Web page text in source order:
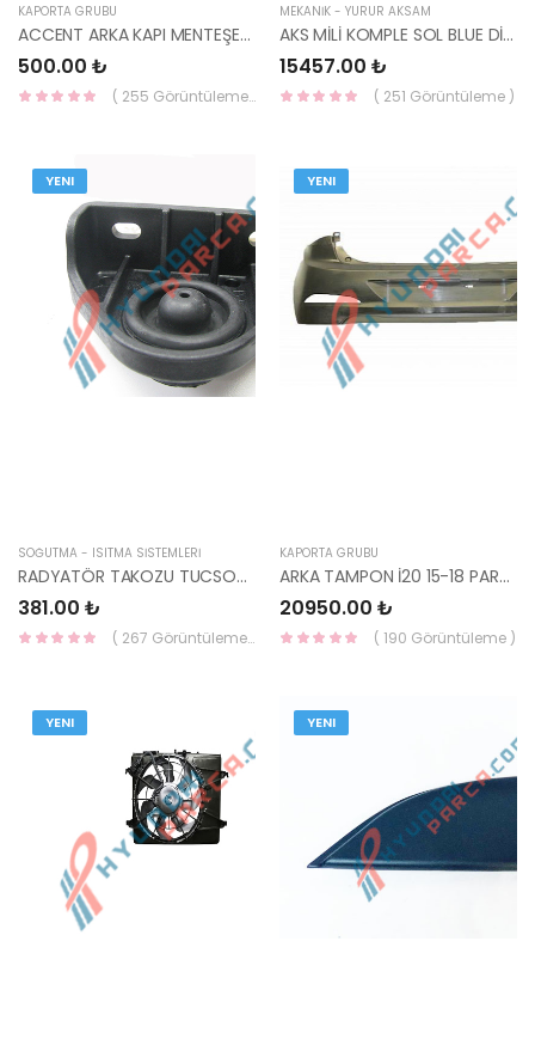
KAPORTA GRUBU
ACCENT ARKA KAPI MENTEŞESİ 00-06 ALT SOL 79350-25000-HMC
500.00 ₺
( 255 Görüntüleme )
MEKANİK - YÜRÜR AKSAM
AKS MİLİ KOMPLE SOL BLUE DİZEL 15- (7 İLERİ) 49500-1R700-HMC
15457.00 ₺
( 251 Görüntüleme )
YENI
SOĞUTMA - ISITMA SİSTEMLERİ
RADYATÖR TAKOZU TUCSON 2015- 25333-D3000-HMC
381.00 ₺
( 267 Görüntüleme )
YENI
KAPORTA GRUBU
ARKA TAMPON İ20 15-18 PARK SENSÖRLÜ 86610-C8010-HMC
20950.00 ₺
( 190 Görüntüleme )
YENI YENI